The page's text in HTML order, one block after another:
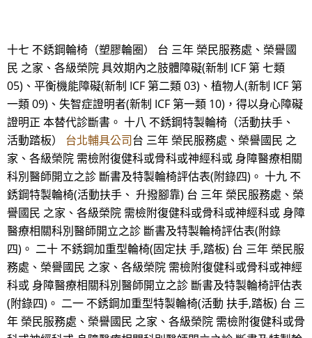
十七 不銹鋼輪椅（塑膠輪圈） 台 三年 榮民服務處、榮譽國
民 之家、各級榮院 具效期內之肢體障礙(新制 ICF 第 七類
05)、平衡機能障礙(新制 ICF 第二類 03)、植物人(新制 ICF 第
一類 09)、失智症證明者(新制 ICF 第一類 10)，得以身心障礙
證明正 本替代診斷書。 十八 不銹鋼特製輪椅（活動扶手、
活動踏板） 台北輔具公司台 三年 榮民服務處、榮譽國民 之
家、各級榮院 需檢附復健科或骨科或神經科或 身障醫療相關
科別醫師開立之診 斷書及特製輪椅評估表(附錄四)。 十九 不
銹鋼特製輪椅(活動扶手、 升撥腳靠) 台 三年 榮民服務處、榮
譽國民 之家、各級榮院 需檢附復健科或骨科或神經科或 身障
醫療相關科別醫師開立之診 斷書及特製輪椅評估表(附錄
四)。 二十 不銹鋼加重型輪椅(固定扶 手,踏板) 台 三年 榮民服
務處、榮譽國民 之家、各級榮院 需檢附復健科或骨科或神經
科或 身障醫療相關科別醫師開立之診 斷書及特製輪椅評估表
(附錄四)。 二一 不銹鋼加重型特製輪椅(活動 扶手,踏板) 台 三
年 榮民服務處、榮譽國民 之家、各級榮院 需檢附復健科或骨